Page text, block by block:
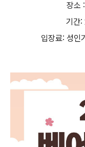
장소 :
기간
입장료: 성인